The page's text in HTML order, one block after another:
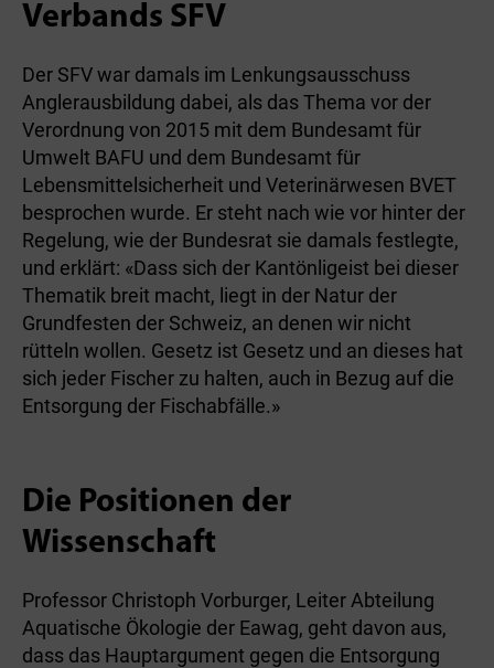
Verbands SFV
Der SFV war damals im Lenkungsausschuss
Anglerausbildung dabei, als das Thema vor der
Verordnung von 2015 mit dem Bundesamt für
Umwelt BAFU und dem Bundesamt für
Lebensmittelsicherheit und Veterinärwesen BVET
besprochen wurde. Er steht nach wie vor hinter der
Regelung, wie der Bundesrat sie damals festlegte,
und erklärt: «Dass sich der Kantönligeist bei dieser
Thematik breit macht, liegt in der Natur der
Grundfesten der Schweiz, an denen wir nicht
rütteln wollen. Gesetz ist Gesetz und an dieses hat
sich jeder Fischer zu halten, auch in Bezug auf die
Entsorgung der Fischabfälle.»
Die Positionen der
Wissenschaft
Professor Christoph Vorburger, Leiter Abteilung
Aquatische Ökologie der Eawag, geht davon aus,
dass das Hauptargument gegen die Entsorgung